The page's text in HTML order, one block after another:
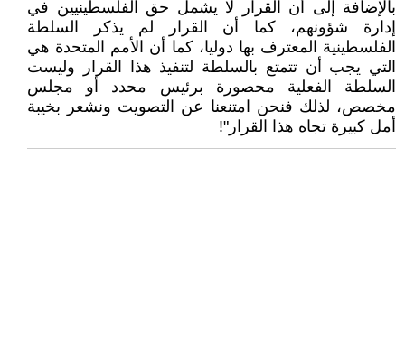
بالإضافة إلى أن القرار لا يشمل حق الفلسطينيين في
إدارة شؤونهم، كما أن القرار لم يذكر السلطة
الفلسطينية المعترف بها دوليا، كما أن الأمم المتحدة هي
التي يجب أن تتمتع بالسلطة لتنفيذ هذا القرار وليست
السلطة الفعلية محصورة برئيس محدد أو مجلس
مخصص، لذلك فنحن امتنعنا عن التصويت ونشعر بخيبة
أمل كبيرة تجاه هذا القرار"!